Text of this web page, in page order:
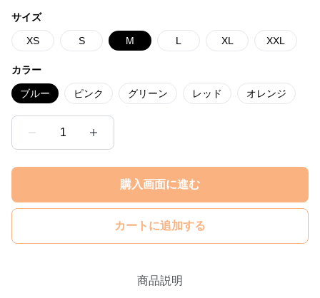
サイズ
XS S M L XL XXL
カラー
ブルー ピンク グリーン レッド オレンジ
1
購入画面に進む
カートに追加する
商品説明